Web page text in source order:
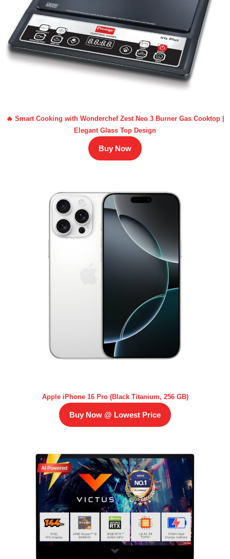
🔥 Smart Cooking with Wonderchef Zest Neo 3 Burner Gas Cooktop |
Elegant Glass Top Design
Buy Now
Apple iPhone 16 Pro (Black Titanium, 256 GB)
Buy Now @ Lowest Price